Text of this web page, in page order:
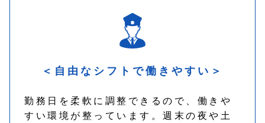
＜自由なシフトで働きやすい＞
勤務日を柔軟に調整できるので、働きや
すい環境が整っています。週末の夜や土